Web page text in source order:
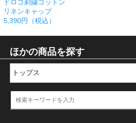
ドロゴ刺繍コットン
リネンキャップ
5,390円（税込）
ほかの商品を探す